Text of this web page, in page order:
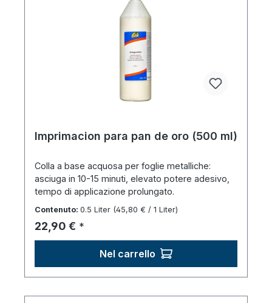
Imprimacion para pan de oro (500 ml)
Colla a base acquosa per foglie metalliche:
asciuga in 10-15 minuti, elevato potere adesivo,
tempo di applicazione prolungato.
Contenuto: 0.5 Liter (45,80 € / 1 Liter)
Prezzo normale:
22,90 € *
Nel carrello